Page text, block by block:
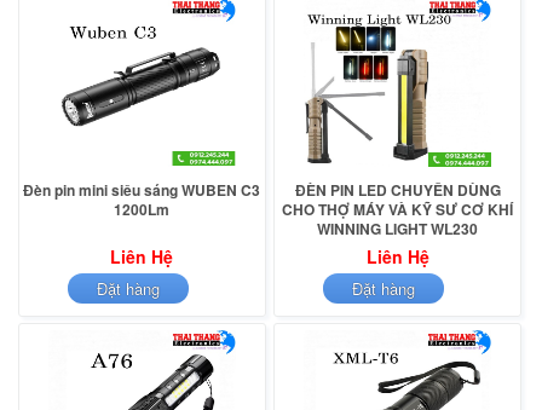
ĐÈN PIN LED CHUYÊN DÙNG
CHO THỢ MÁY VÀ KỸ SƯ CƠ KHÍ
WINNING LIGHT WL230
Liên Hệ
Đặt hàng
Đèn pin mini siêu sáng WUBEN C3
1200Lm
Liên Hệ
Đặt hàng